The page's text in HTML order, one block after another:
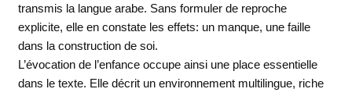
transmis la langue arabe. Sans formuler de reproche
explicite, elle en constate les effets: un manque, une faille
dans la construction de soi.
L’évocation de l’enfance occupe ainsi une place essentielle
dans le texte. Elle décrit un environnement multilingue, riche